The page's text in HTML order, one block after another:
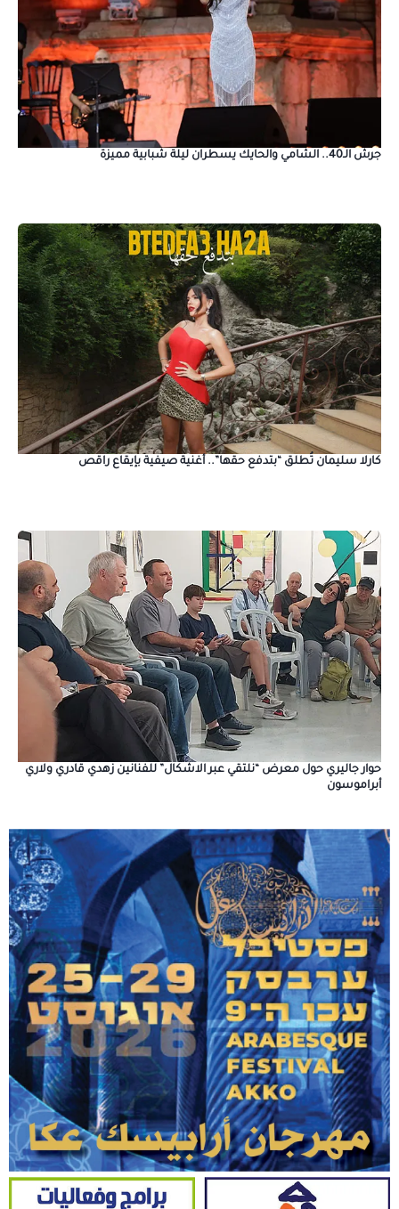
جرش الـ40.. الشامي والحايك يسطران ليلة شبابية مميزة
كارلا سليمان تُطلق “بتدفع حقها”.. أغنية صيفية بإيقاع راقص
حوار جاليري حول معرض “نلتقي عبر الاشكال” للفنانين زهدي قادري ولاري
أبراموسون